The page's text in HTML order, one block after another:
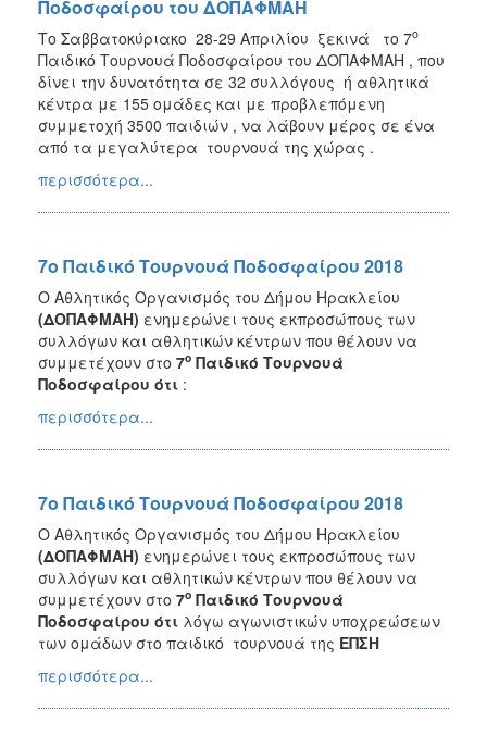
Ποδοσφαίρου του ΔΟΠΑΦΜΑΗ
Το Σαββατοκύριακο 28-29 Απριλίου ξεκινά το 7ο
Παιδικό Τουρνουά Ποδοσφαίρου του ΔΟΠΑΦΜΑΗ , που
δίνει την δυνατότητα σε 32 συλλόγους ή αθλητικά
κέντρα με 155 ομάδες και με προβλεπόμενη
συμμετοχή 3500 παιδιών , να λάβουν μέρος σε ένα
από τα μεγαλύτερα τουρνουά της χώρας .
περισσότερα...
7ο Παιδικό Τουρνουά Ποδοσφαίρου 2018
Ο Αθλητικός Οργανισμός του Δήμου Ηρακλείου
(ΔΟΠΑΦΜΑΗ) ενημερώνει τους εκπροσώπους των
συλλόγων και αθλητικών κέντρων που θέλουν να
συμμετέχουν στο 7ο Παιδικό Τουρνουά
Ποδοσφαίρου ότι :
περισσότερα...
7ο Παιδικό Τουρνουά Ποδοσφαίρου 2018
Ο Αθλητικός Οργανισμός του Δήμου Ηρακλείου
(ΔΟΠΑΦΜΑΗ) ενημερώνει τους εκπροσώπους των
συλλόγων και αθλητικών κέντρων που θέλουν να
συμμετέχουν στο 7ο Παιδικό Τουρνουά
Ποδοσφαίρου ότι λόγω αγωνιστικών υποχρεώσεων
των ομάδων στο παιδικό τουρνουά της ΕΠΣΗ
περισσότερα...